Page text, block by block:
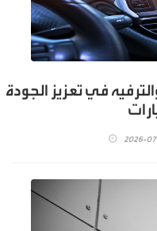
في تعزيز الجودة
2026-